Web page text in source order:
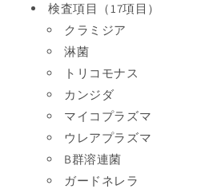
検査項目（17項目）
クラミジア
淋菌
トリコモナス
カンジダ
マイコプラズマ
ウレアプラズマ
B群溶連菌
ガードネレラ